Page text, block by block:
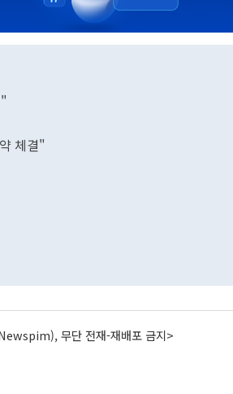
체결"
무단 전재-재배포 금지>